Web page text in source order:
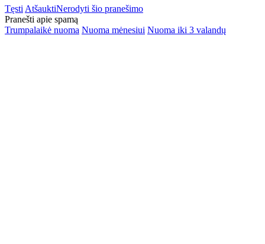
Tęsti AtšauktiNerodyti šio pranešimo
Pranešti apie spamą
Trumpalaikė nuoma Nuoma mėnesiui Nuoma iki 3 valandų